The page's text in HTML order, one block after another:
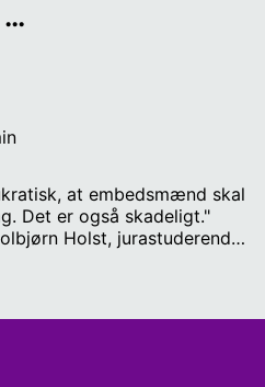
af?
at embedsmænd skal
Det er også skadeligt."
Holst, jurastuderende
implikationer af